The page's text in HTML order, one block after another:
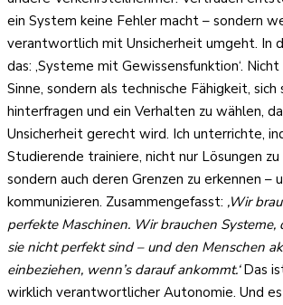
ein System keine Fehler macht – sondern
verantwortlich mit Unsicherheit umgeht. In
das: ‚Systeme mit Gewissensfunktion‘.
Sinne, sondern als technische Fähigkeit, sich
hinterfragen und ein Verhalten zu wählen,
Unsicherheit gerecht wird. Ich unterrichte,
Studierende trainiere, nicht nur Lösungen
sondern auch deren Grenzen zu erkennen –
kommunizieren. Zusammengefasst: ‚Wir
perfekte Maschinen. Wir brauchen Systeme,
sie nicht perfekt sind – und den Menschen
einbeziehen, wenn’s darauf ankommt.‘Das
wirklich verantwortlicher Autonomie. Und